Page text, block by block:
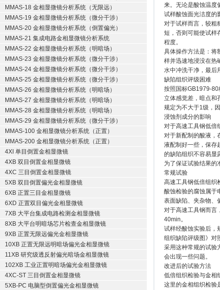
MMAS-18 金相显微镜分析系统（无限远）
MMAS-19 金相显微镜分析系统（微分干涉）
MMAS-20 金相显微镜分析系统（倒置偏光）
MMAS-21 集成电路金相显微镜分析系统
MMAS-22 金相显微镜分析系统（明暗场）
MMAS-23 金相显微镜分析系统（微分干涉）
MMAS-24 金相显微镜分析系统（微分干涉）
MMAS-25 金相显微镜分析系统（微分干涉）
MMAS-26 金相显微镜分析系统（明暗场）
MMAS-27 金相显微镜分析系统（明暗场）
MMAS-28 金相显微镜分析系统（明暗场）
MMAS-29 金相显微镜分析系统（微分干涉）
MMAS-100 金相显微镜分析系统（正置）
MMAS-200 金相显微镜分析系统（正置）
4XI 单目倒置金相显微镜
4XB 双目倒置金相显微镜
4XC 三目倒置金相显微镜
5XB 双目倒置偏光金相显微镜
6XB 正置三目金相显微镜
6XD 正置双目偏光金相显微镜
7XB 大平台集成电路检测金相显微镜
8XB 大平台明暗场芯片检查金相显微镜
9XB 正置无限远偏光金相显微镜
10XB 正置无限远明暗场偏光金相显微镜
11XB 研究级透反射偏光暗场金相显微镜
102XB 工业正置明暗场偏光金相显微镜
4XC-ST 三目倒置金相显微镜
5XB-PC 电脑型倒置偏光金相显微镜
来。无论是酸蚀温度
试样酸蚀面光洁度的
对于试样而言，较粗
短，否则可能使试样
程度。
具体操作方法是：将
样并迅速地浸没在热
水中冲洗干净，最后
缺陷组织评级困难
按照国标GB1979-
立体感觉差，暗点和
规定为不大于1级，
浸蚀剂成分的影响
对于高速工具钢低倍
对于新配制的酸液，
液配制好一些，保存
的缺陷组织不容易显
为了保证试验结果的
常规试验
高速工具钢低倍组织
酸蚀检验的腐蚀属于
表面缺陷、夹杂物、
对于高速工具钢而言
40min。
试样经酸蚀实验后，
组织缺陷评级图》对
采用这种常规的试验
会出现一些问题。
改进后的试验方法
低倍组织检验与金相
这里的金相组织检验